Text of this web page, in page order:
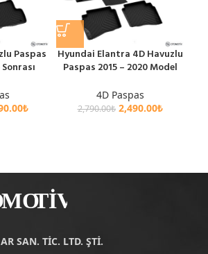
Paspas
₺
Hyundai Elantra 4D Havuzlu
Paspas 2015 – 2020 Model
4D Paspas
2,790.00₺ 2,490.00₺
SAN. TİC. LTD. ŞTİ.